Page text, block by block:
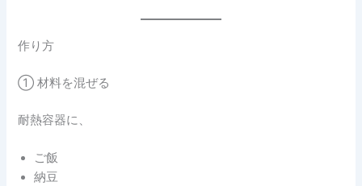
作り方
① 材料を混ぜる
耐熱容器に、
ご飯
納豆